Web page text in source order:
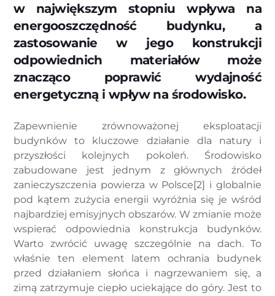
w największym stopniu wpływa na
energooszczędność budynku, a
zastosowanie w jego konstrukcji
odpowiednich materiałów może
znacząco poprawić wydajność
energetyczną i wpływ na środowisko.
Zapewnienie zrównoważonej eksploatacji
budynków to kluczowe działanie dla natury i
przyszłości kolejnych pokoleń. Środowisko
zabudowane jest jednym z głównych źródeł
zanieczyszczenia powierza w Polsce[2] i globalnie
pod kątem zużycia energii wyróżnia się je wśród
najbardziej emisyjnych obszarów. W zmianie może
wspierać odpowiednia konstrukcja budynków.
Warto zwrócić uwagę szczególnie na dach. To
właśnie ten element latem ochrania budynek
przed działaniem słońca i nagrzewaniem się, a
zimą zatrzymuje ciepło uciekające do góry. Jest to